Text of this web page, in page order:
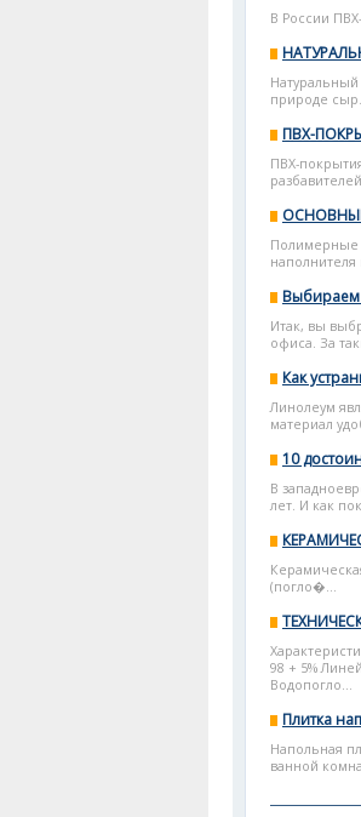
В России
природе
ПВХ-
ПВХ-
Полимерные
наполнителя
Итак, вы
офиса. За
Как
Линолеум
материал
10
В
лет. И как
(погло�...
98 + 5%
Водопогло...
Плитка
Напольная
ванной